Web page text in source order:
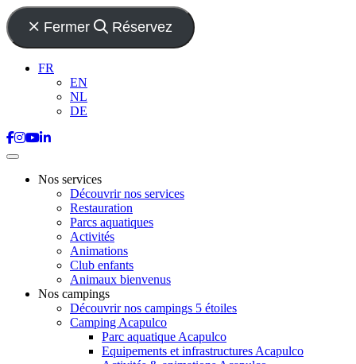
Fermer Réservez
FR
EN
NL
DE
Nos services
Découvrir nos services
Restauration
Parcs aquatiques
Activités
Animations
Club enfants
Animaux bienvenus
Nos campings
Découvrir nos campings 5 étoiles
Camping Acapulco
Parc aquatique Acapulco
Equipements et infrastructures Acapulco